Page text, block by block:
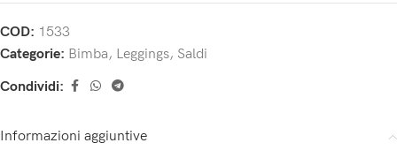
COD: 1533
Categorie: Bimba, Leggings, Saldi
Condividi:
Informazioni aggiuntive